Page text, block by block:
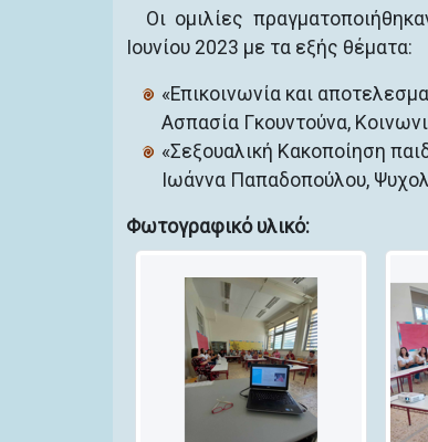
Οι ομιλίες
Ιουνίου 2023 με τα εξής θέματα:
«Επικοινωνία και
Ασπασία Γκουντούνα,
«Σεξουαλική Κακοποίηση
Ιωάννα Παπαδοπούλου,
Φωτογραφικό υλικό: